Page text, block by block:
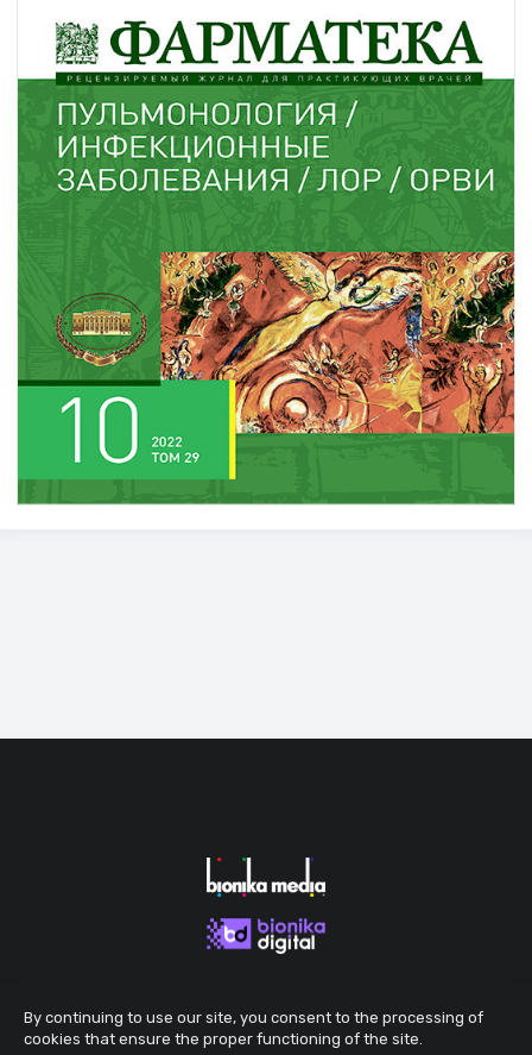
By continuing to use our site, you consent to the processing of
cookies that ensure the proper functioning of the site.